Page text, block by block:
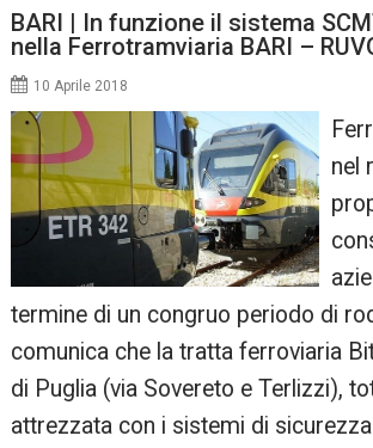
BARI | In funzione il sistema
nella Ferrotramviaria BARI –
10 Aprile 2018
nel
termine di un congruo periodo di
comunica che la tratta ferroviaria
di Puglia (via Sovereto e Terlizzi),
attrezzata con i sistemi di